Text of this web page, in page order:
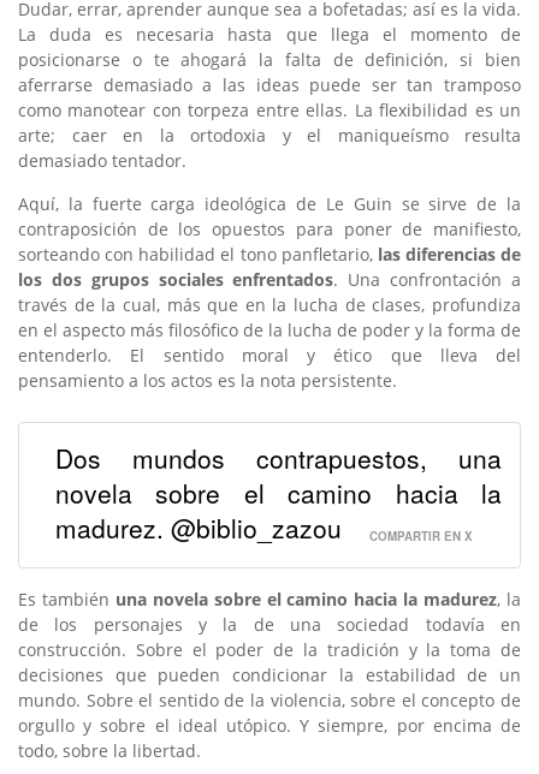
Dudar, errar, aprender aunque sea a bofetadas; así es la vida.
La duda es necesaria hasta que llega el momento de
posicionarse o te ahogará la falta de definición, si bien
aferrarse demasiado a las ideas puede ser tan tramposo
como manotear con torpeza entre ellas. La flexibilidad es un
arte; caer en la ortodoxia y el maniqueísmo resulta
demasiado tentador.
Aquí, la fuerte carga ideológica de Le Guin se sirve de la
contraposición de los opuestos para poner de manifiesto,
sorteando con habilidad el tono panfletario, las diferencias de
los dos grupos sociales enfrentados. Una confrontación a
través de la cual, más que en la lucha de clases, profundiza
en el aspecto más filosófico de la lucha de poder y la forma de
entenderlo. El sentido moral y ético que lleva del
pensamiento a los actos es la nota persistente.
Dos mundos contrapuestos, una
novela sobre el camino hacia la
madurez. @biblio_zazou
COMPARTIR EN X
Es también una novela sobre el camino hacia la madurez, la
de los personajes y la de una sociedad todavía en
construcción. Sobre el poder de la tradición y la toma de
decisiones que pueden condicionar la estabilidad de un
mundo. Sobre el sentido de la violencia, sobre el concepto de
orgullo y sobre el ideal utópico. Y siempre, por encima de
todo, sobre la libertad.